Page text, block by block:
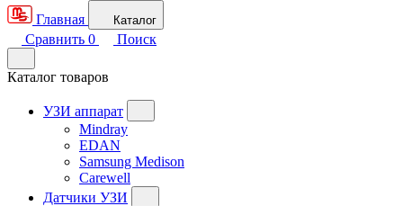
Главная
Каталог
Сравнить 0 Поиск
Каталог товаров
УЗИ аппарат
Mindray
EDAN
Samsung Medison
Carewell
Датчики УЗИ